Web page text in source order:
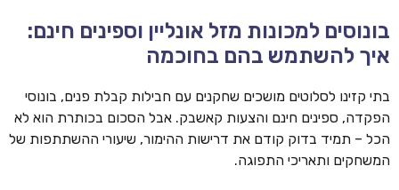
בונוסים למכונות מזל אונליין וספינים חינם:
איך להשתמש בהם בחוכמה
בתי קזינו לסלוטים מושכים שחקנים עם חבילות קבלת פנים, בונוסי
הפקדה, ספינים חינם והצעות קאשבק. אבל הסכום בכותרת הוא לא
הכל – תמיד בדוק קודם את דרישות ההימור, שיעורי ההשתתפות של
המשחקים ותאריכי התפוגה.